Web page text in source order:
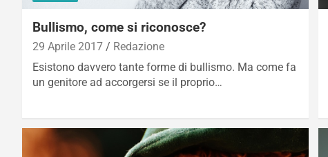
Bullismo, come si riconosce?
29 Aprile 2017
Redazione
Esistono davvero tante forme di bullismo. Ma come fa
un genitore ad accorgersi se il proprio…